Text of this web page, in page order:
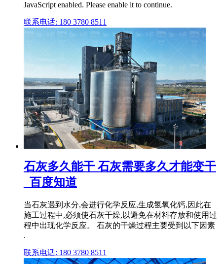
JavaScript enabled. Please enable it to continue.
联系电话: 180 3780 8511
石灰多久能干 石灰需要多久才能变干
_百度知道
当石灰遇到水分,会进行化学反应,生成氢氧化钙,因此在
施工过程中,必须使石灰干燥,以避免在材料存放和使用过
程中出现化学反应。 石灰的干燥过程主要受到以下因素
.
联系电话: 180 3780 8511